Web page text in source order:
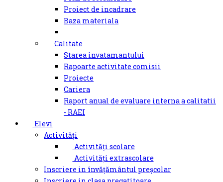
Proiect de incadrare
Baza materiala
Calitate
Starea invatamantului
Rapoarte activitate comisii
Proiecte
Cariera
Raport anual de evaluare interna a calitatii
- RAEI
Elevi
Activități
Activități scolare
Activități extrascolare
Inscriere in învățământul preșcolar